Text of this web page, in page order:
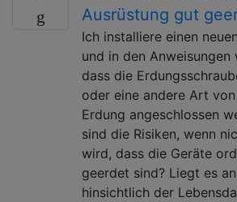
Ausrüstung gut
Ich installiere einen
und in den Anweisungen
dass die
oder eine andere Art
Erdung angeschlossen
sind die Risiken, wenn
wird, dass die Geräte
geerdet sind? Liegt es
hinsichtlich der